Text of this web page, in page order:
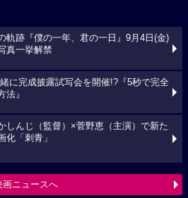
軌跡『僕の一年、君の一日』9月4日(金)
真一挙解禁
に完成披露試写会を開催!?『5秒で完全
法』
しんじ（監督）×菅野恵（主演）で新た
化「刺青」
画ニュースへ